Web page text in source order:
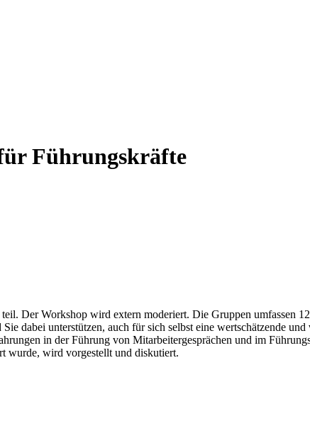
Führungskräfte
Der Workshop wird extern moderiert. Die Gruppen umfassen
dabei unterstützen, auch für sich selbst eine wertschätzende
in der Führung von Mitarbeitergesprächen und im
wurde, wird vorgestellt und diskutiert.